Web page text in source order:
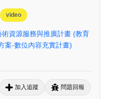
video
術資源服務與推廣計畫 (教育
案-數位內容充實計畫)
加入追蹤 問題回報